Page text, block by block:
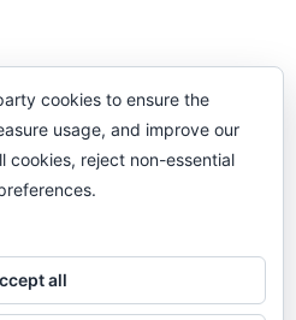
tener teléfono, que
cookies to ensure the
usage, and improve our
cookies, reject non-essential
all